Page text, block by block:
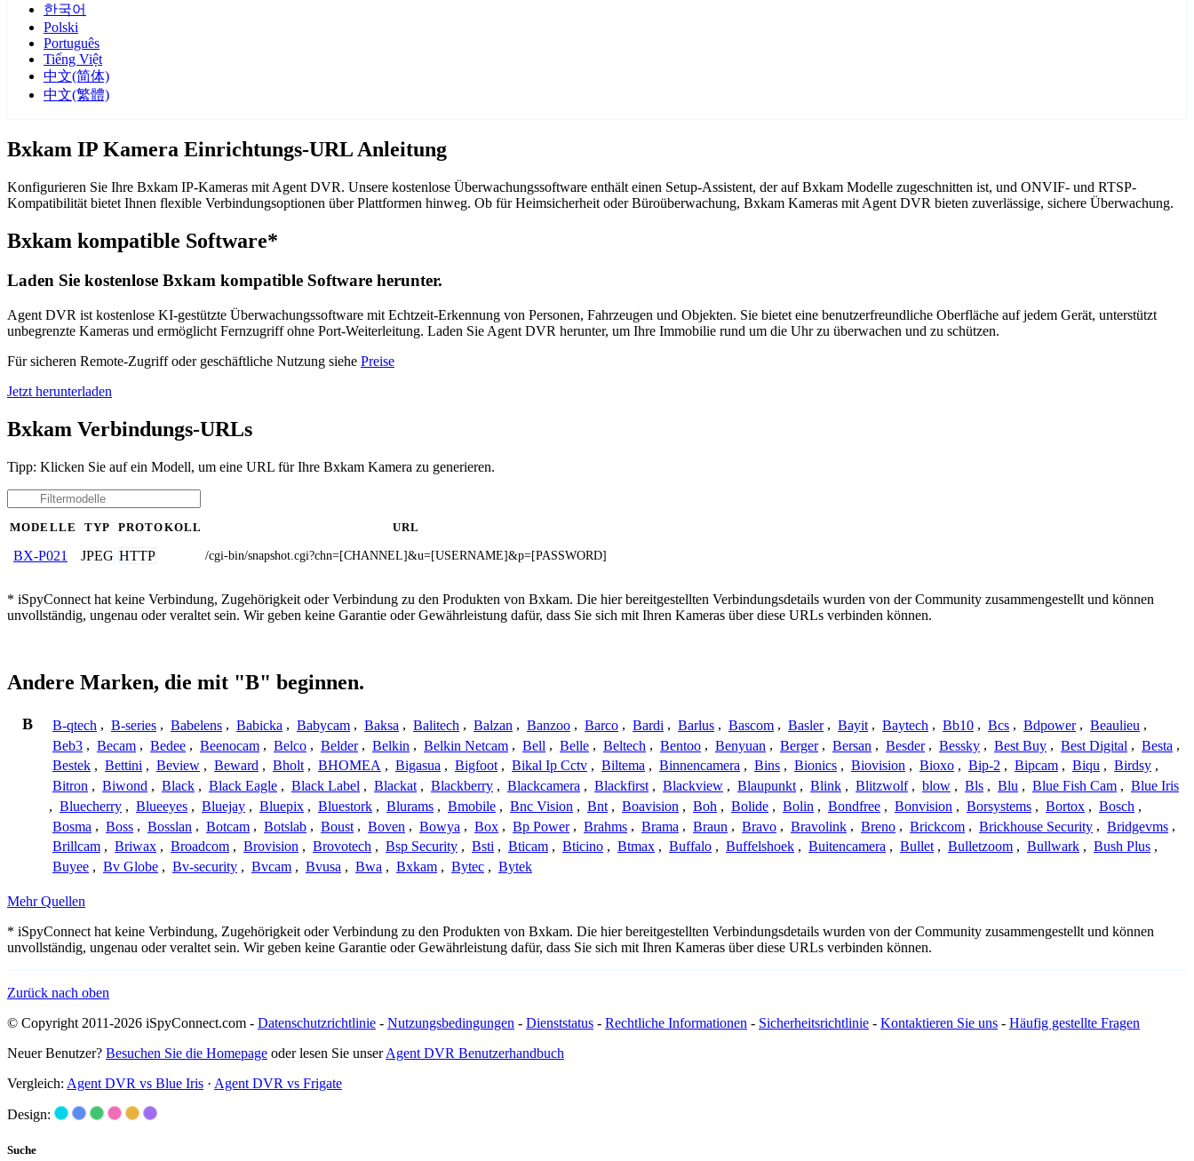
한국어
Polski
Português
Tiếng Việt
中文(简体)
中文(繁體)
Bxkam IP Kamera Einrichtungs-URL Anleitung
Konfigurieren Sie Ihre Bxkam IP-Kameras mit Agent DVR. Unsere kostenlose Überwachungssoftware enthält einen Setup-Assistent, der auf Bxkam Modelle zugeschnitten ist, und ONVIF- und RTSP-
Kompatibilität bietet Ihnen flexible Verbindungsoptionen über Plattformen hinweg. Ob für Heimsicherheit oder Büroüberwachung, Bxkam Kameras mit Agent DVR bieten zuverlässige, sichere Überwachung.
Bxkam kompatible Software*
Laden Sie kostenlose Bxkam kompatible Software herunter.
Agent DVR ist kostenlose KI-gestützte Überwachungssoftware mit Echtzeit-Erkennung von Personen, Fahrzeugen und Objekten. Sie bietet eine benutzerfreundliche Oberfläche auf jedem Gerät, unterstützt
unbegrenzte Kameras und ermöglicht Fernzugriff ohne Port-Weiterleitung. Laden Sie Agent DVR herunter, um Ihre Immobilie rund um die Uhr zu überwachen und zu schützen.
Für sicheren Remote-Zugriff oder geschäftliche Nutzung siehe Preise
Jetzt herunterladen
Bxkam Verbindungs-URLs
Tipp: Klicken Sie auf ein Modell, um eine URL für Ihre Bxkam Kamera zu generieren.
MODELLE TYP PROTOKOLL URL
BX-P021 JPEG HTTP /cgi-bin/snapshot.cgi?chn=[CHANNEL]&u=[USERNAME]&p=[PASSWORD]
* iSpyConnect hat keine Verbindung, Zugehörigkeit oder Verbindung zu den Produkten von Bxkam. Die hier bereitgestellten Verbindungsdetails wurden von der Community zusammengestellt und können
unvollständig, ungenau oder veraltet sein. Wir geben keine Garantie oder Gewährleistung dafür, dass Sie sich mit Ihren Kameras über diese URLs verbinden können.
Andere Marken, die mit "B" beginnen.
B B-qtech , B-series , Babelens , Babicka , Babycam , Baksa , Balitech , Balzan , Banzoo , Barco , Bardi , Barlus , Bascom , Basler , Bayit , Baytech , Bb10 , Bcs , Bdpower , Beaulieu ,
Beb3 , Becam , Bedee , Beenocam , Belco , Belder , Belkin , Belkin Netcam , Bell , Belle , Beltech , Bentoo , Benyuan , Berger , Bersan , Besder , Bessky , Best Buy , Best Digital , Besta ,
Bestek , Bettini , Beview , Beward , Bholt , BHOMEA , Bigasua , Bigfoot , Bikal Ip Cctv , Biltema , Binnencamera , Bins , Bionics , Biovision , Bioxo , Bip-2 , Bipcam , Biqu , Birdsy ,
Bitron , Biwond , Black , Black Eagle , Black Label , Blackat , Blackberry , Blackcamera , Blackfirst , Blackview , Blaupunkt , Blink , Blitzwolf , blow , Bls , Blu , Blue Fish Cam , Blue Iris
, Bluecherry , Blueeyes , Bluejay , Bluepix , Bluestork , Blurams , Bmobile , Bnc Vision , Bnt , Boavision , Boh , Bolide , Bolin , Bondfree , Bonvision , Borsystems , Bortox , Bosch ,
Bosma , Boss , Bosslan , Botcam , Botslab , Boust , Boven , Bowya , Box , Bp Power , Brahms , Brama , Braun , Bravo , Bravolink , Breno , Brickcom , Brickhouse Security , Bridgevms ,
Brillcam , Briwax , Broadcom , Brovision , Brovotech , Bsp Security , Bsti , Bticam , Bticino , Btmax , Buffalo , Buffelshoek , Buitencamera , Bullet , Bulletzoom , Bullwark , Bush Plus ,
Buyee , Bv Globe , Bv-security , Bvcam , Bvusa , Bwa , Bxkam , Bytec , Bytek
Mehr Quellen
* iSpyConnect hat keine Verbindung, Zugehörigkeit oder Verbindung zu den Produkten von Bxkam. Die hier bereitgestellten Verbindungsdetails wurden von der Community zusammengestellt und können
unvollständig, ungenau oder veraltet sein. Wir geben keine Garantie oder Gewährleistung dafür, dass Sie sich mit Ihren Kameras über diese URLs verbinden können.
Zurück nach oben
© Copyright 2011-2026 iSpyConnect.com - Datenschutzrichtlinie - Nutzungsbedingungen - Dienststatus - Rechtliche Informationen - Sicherheitsrichtlinie - Kontaktieren Sie uns - Häufig gestellte Fragen
Neuer Benutzer? Besuchen Sie die Homepage oder lesen Sie unserAgent DVR Benutzerhandbuch
Vergleich: Agent DVR vs Blue Iris · Agent DVR vs Frigate
Design:
Suche